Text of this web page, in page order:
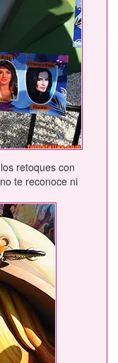
retoques con
te reconoce ni